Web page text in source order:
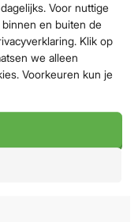
Voor nuttige
en buiten de
Klik op
we alleen
Voorkeuren kun je
Laadvermogen: 10kg /
70dB /